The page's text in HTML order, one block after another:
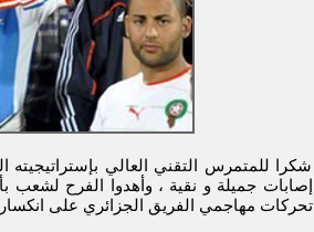
شكرا للمتمرس التقني العالي بإستراتيجيته
إصابات جميلة و نقية ، وأهدوا الفرح لشعب
تحركات مهاجمي الفريق الجزائري على